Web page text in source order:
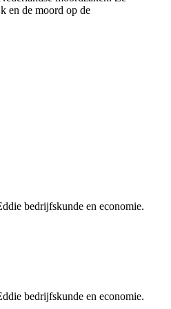
en de moord op de
bedrijfskunde en economie.
bedrijfskunde en economie.